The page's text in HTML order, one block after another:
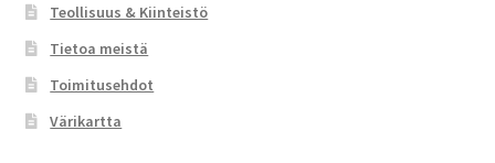
Teollisuus & Kiinteistö
Tietoa meistä
Toimitusehdot
Värikartta